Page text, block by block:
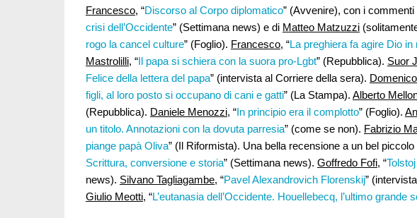
Francesco, “Discorso al Corpo diplomatico” (Avvenire), con i commenti
crisi dell’Occidente” (Settimana news) e di Matteo Matzuzzi
rogo la cancel culture” (Foglio). Francesco, “La preghiera fa agire Dio in
Mastrolilli, “Il papa si schiera con la suora pro-Lgbt” (Repubblica). Suor
Felice della lettera del papa” (intervista al Corriere della sera).
figli, al loro posto si occupano di cani e gatti” (La Stampa). Alberto
(Repubblica). Daniele Menozzi, “In principio era il complotto” (Foglio).
un titolo. Annotazioni con la dovuta parresia” (come se non). Fabrizio
piange papà Oliva” (Il Riformista). Una bella recensione a un bel
Scrittura, conversione e storia” (Settimana news). Goffredo Fofi, “
news). Silvano Tagliagambe, “Pavel Alexandrovich Florenskij”
Giulio Meotti, “L’eutanasia dell’Occidente. Houellebecq, l’ultimo grande